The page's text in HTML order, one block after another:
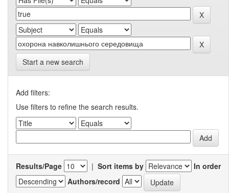
Start a new search
Add filters:
Use filters to refine the search results.
Results/Page | Sort items by
In order
Authors/record